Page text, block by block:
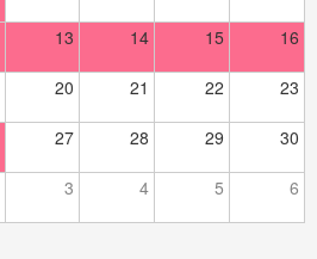
13 14 15 16
20 21 22 23
27 28 29 30
3 4 5 6